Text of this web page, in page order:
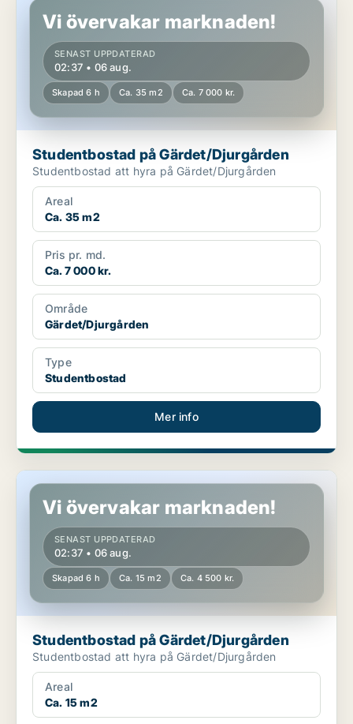
Vi övervakar marknaden!
SENAST UPPDATERAD
02:37 • 06 aug.
Skapad 6 h Ca. 35 m2 Ca. 7 000 kr.
Studentbostad på Gärdet/Djurgården
Studentbostad att hyra på Gärdet/Djurgården
Areal
Ca. 35 m2
Pris pr. md.
Ca. 7 000 kr.
Område
Gärdet/Djurgården
Type
Studentbostad
Mer info
Studentbostad på Gärdet/Djurgården
Vi övervakar marknaden!
SENAST UPPDATERAD
02:37 • 06 aug.
Skapad 6 h Ca. 15 m2 Ca. 4 500 kr.
Studentbostad på Gärdet/Djurgården
Studentbostad att hyra på Gärdet/Djurgården
Areal
Ca. 15 m2